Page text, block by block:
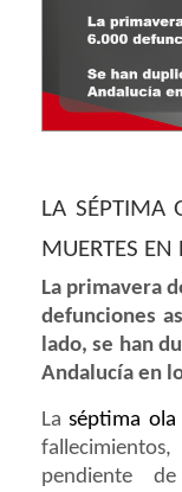
LA SÉPTIMA
MUERTES EN
La primavera
defunciones
lado, se han
Andalucía en
Laséptima ola
pendiente